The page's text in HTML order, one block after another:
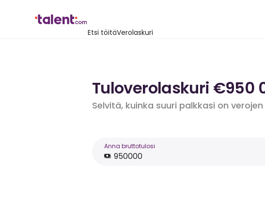
Etsi töitäVerolaskuri
Tuloverolaskuri €950
Selvitä, kuinka suuri palkkasi on
Anna bruttotulosi